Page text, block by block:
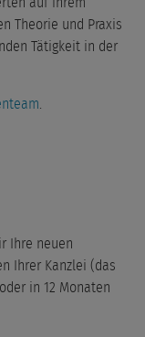
Theorie und Praxis
Tätigkeit in der
Ihre neuen
Ihrer Kanzlei (das
in 12 Monaten